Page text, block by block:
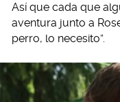
Así que cada que
aventura junto a
perro, lo necesito”.